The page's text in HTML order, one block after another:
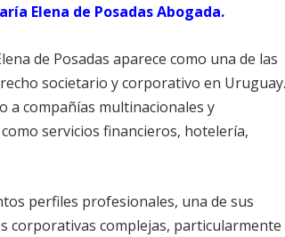
Elena de Posadas Abogada.
de Posadas aparece como una de las
societario y corporativo en
a compañías multinacionales y
servicios financieros, hotelería,
perfiles profesionales, una de sus
corporativas complejas, particularmente